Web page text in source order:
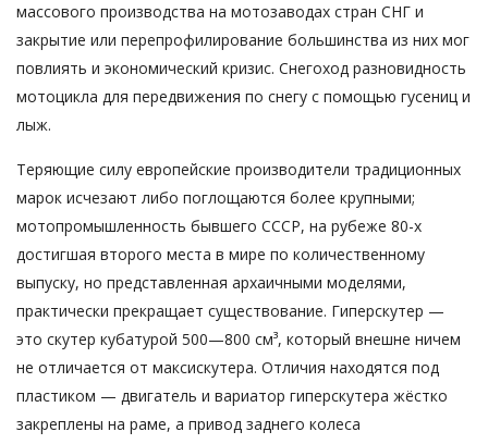
массового производства на мотозаводах стран СНГ и
закрытие или перепрофилирование большинства из них мог
повлиять и экономический кризис. Снегоход разновидность
мотоцикла для передвижения по снегу с помощью гусениц и
лыж.
Теряющие силу европейские производители традиционных
марок исчезают либо поглощаются более крупными;
мотопромышленность бывшего СССР, на рубеже 80-х
достигшая второго места в мире по количественному
выпуску, но представленная архаичными моделями,
практически прекращает существование. Гиперскутер —
это скутер кубатурой 500—800 см³, который внешне ничем
не отличается от максискутера. Отличия находятся под
пластиком — двигатель и вариатор гиперскутера жёстко
закреплены на раме, а привод заднего колеса